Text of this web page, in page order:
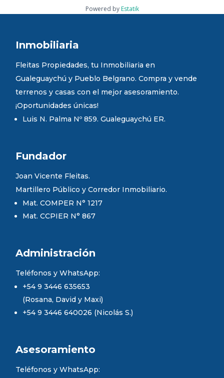
Powered by Estatik
Inmobiliaria
Fleitas Propiedades, tu Inmobiliaria en
Gualeguaychú y Pueblo Belgrano. Compra y vende
terrenos y casas con el mejor asesoramiento.
¡Oportunidades únicas!
Luis N. Palma Nº 859. Gualeguaychú ER.
Fundador
Joan Vicente Fleitas.
Martillero Público y Corredor Inmobiliario.
Mat. COMPER N° 1217
Mat. CCPIER N° 867
Administración
Teléfonos y WhatsApp:
+54 9 3446 635653
(Rosana, David y Maxi)
+54 9 3446 640026 (Nicolás S.)
Asesoramiento
Teléfonos y WhatsApp: